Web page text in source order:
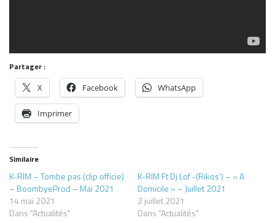
Partager :
X Facebook WhatsApp
Imprimer
Similaire
K-RIM – Tombe pas (clip officie)
– BoombyeProd – Mai 2021
14 mai 2021
Dans "Actualités"
K-RIM Ft Dj Lof -(Rikos’) – « A
Domicile » – Juillet 2021
2 juillet 2021
Dans "Actualités"